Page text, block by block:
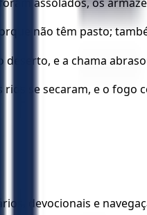
assolados, os
não têm pasto;
deserto, e a chama
se secaram, e o fogo
devocionais e